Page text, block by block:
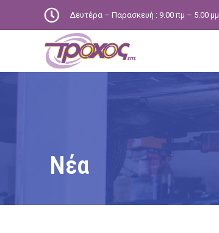
Δευτέρα – Παρασκευή : 9.00 πμ – 5.00 μμ
Νέα